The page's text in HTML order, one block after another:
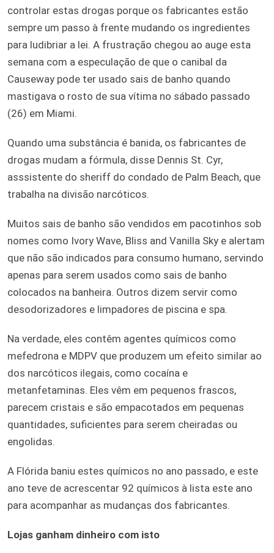
controlar estas drogas porque os fabricantes estão
sempre um passo à frente mudando os ingredientes
para ludibriar a lei. A frustração chegou ao auge esta
semana com a especulação de que o canibal da
Causeway pode ter usado sais de banho quando
mastigava o rosto de sua vítima no sábado passado
(26) em Miami.
Quando uma substância é banida, os fabricantes de
drogas mudam a fórmula, disse Dennis St. Cyr,
asssistente do sheriff do condado de Palm Beach, que
trabalha na divisão narcóticos.
Muitos sais de banho são vendidos em pacotinhos sob
nomes como Ivory Wave, Bliss and Vanilla Sky e alertam
que não são indicados para consumo humano, servindo
apenas para serem usados como sais de banho
colocados na banheira. Outros dizem servir como
desodorizadores e limpadores de piscina e spa.
Na verdade, eles contêm agentes químicos como
mefedrona e MDPV que produzem um efeito similar ao
dos narcóticos ilegais, como cocaína e
metanfetaminas. Eles vêm em pequenos frascos,
parecem cristais e são empacotados em pequenas
quantidades, suficientes para serem cheiradas ou
engolidas.
A Flórida baniu estes químicos no ano passado, e este
ano teve de acrescentar 92 químicos à lista este ano
para acompanhar as mudanças dos fabricantes.
Lojas ganham dinheiro com isto